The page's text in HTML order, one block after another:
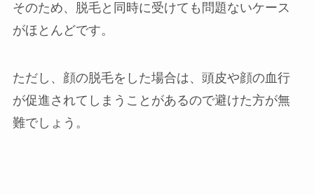
そのため、脱毛と同時に受けても問題ないケース
がほとんどです。
ただし、顔の脱毛をした場合は、頭皮や顔の血行
が促進されてしまうことがあるので避けた方が無
難でしょう。